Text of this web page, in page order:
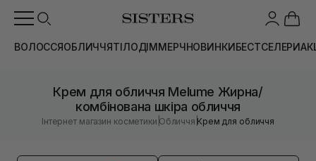
ВОЛОССЯОБЛИЧЧЯТІЛОДІММЕРЧНОВИНКИБЕСТСЕЛЕРИ
Крем для обличчя Melume Жирна/
комбінована шкіра обличчя
Інтернет магазин косметики |Обличчя |Крем для обличчя